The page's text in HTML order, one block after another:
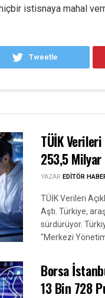
istisnaya mahal
Tweetle
TÜİK Verileri
253,5 Milyar
YAZAR EDITÖR
TÜİK Verileri
Aştı. Türkiye,
sürdürüyor.
"Merkezi
Borsa
13 Bin 728